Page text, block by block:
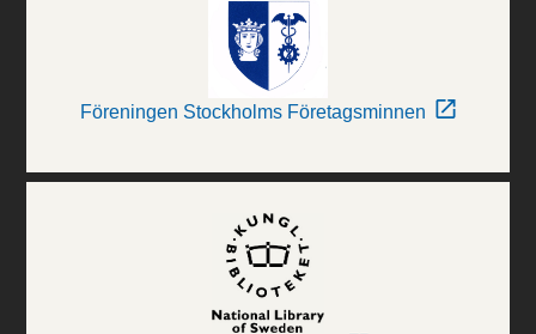
Föreningen Stockholms Företagsminnen